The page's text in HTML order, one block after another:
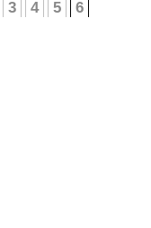
3 4 5 6